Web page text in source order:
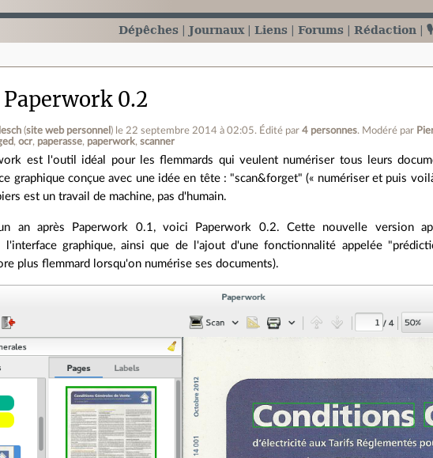
Dépêches Journaux Liens Forums Rédaction
0.2
(site web personnel ) le 22 septembre 2014 à 02:05. Édité par4 personnes. Modéré par
ocr paperasse paperwork scanner
est l'outil idéal pour les flemmards qui veulent numériser tous leurs
graphique conçue avec une idée en tête : "scan&forget" (« numériser et puis
est un travail de machine, pas d'humain.
an après Paperwork 0.1, voici Paperwork 0.2. Cette nouvelle version
l'interface graphique, ainsi que de l'ajout d'une fonctionnalité appelée
plus flemmard lorsqu'on numérise ses documents).